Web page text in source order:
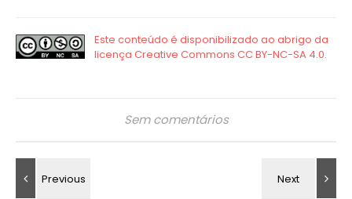
Sem comentários